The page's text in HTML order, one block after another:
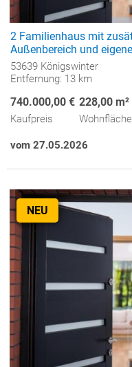
2 Familienhaus mit
Außenbereich und
53639 Königswinter
Entfernung: 13 km
740.000,00 €
Kaufpreis
228,00 m²
Wohnfläche
vom 27.05.2026
NEU